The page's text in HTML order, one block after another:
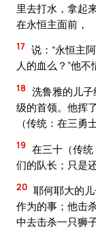
里去打水，拿起
在永恒主面前，
17 说：“永恒主
人的血么？”他不
18 洗鲁雅的儿
级的首领。他挥
（传统：在三勇
19 在三十（传
们的队长；只是
20 耶何耶大的
作为的事；他击
中去击杀一只狮子